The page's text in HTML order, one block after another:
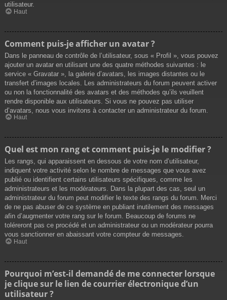
utilisateur.
Haut
Comment puis-je afficher un avatar ?
Dans le panneau de contrôle de l’utilisateur, sous « Profil », vous pouvez
ajouter un avatar en utilisant une des quatre méthodes suivantes : le
service « Gravatar », la galerie d’avatars, les images distantes ou le
transfert d’images locales. Les administrateurs du forum peuvent activer
ou non la fonctionnalité des avatars et des méthodes qu’ils veuillent
rendre disponible aux utilisateurs. Si vous ne pouvez pas utiliser
d’avatars, nous vous invitons à contacter un administrateur du forum.
Haut
Quel est mon rang et comment puis-je le modifier ?
Les rangs, qui apparaissent en dessous de votre nom d’utilisateur,
indiquent votre activité selon le nombre de messages que vous avez
publié ou identifient certains utilisateurs spécifiques, comme les
administrateurs et les modérateurs. Dans la plupart des cas, seul un
administrateur du forum peut modifier le texte des rangs du forum. Merci
de ne pas abuser de ce système en publiant inutilement des messages
afin d’augmenter votre rang sur le forum. Beaucoup de forums ne
toléreront pas ce procédé et un administrateur ou un modérateur pourra
vous sanctionner en abaissant votre compteur de messages.
Haut
Pourquoi m’est-il demandé de me connecter lorsque
je clique sur le lien de courrier électronique d’un
utilisateur ?